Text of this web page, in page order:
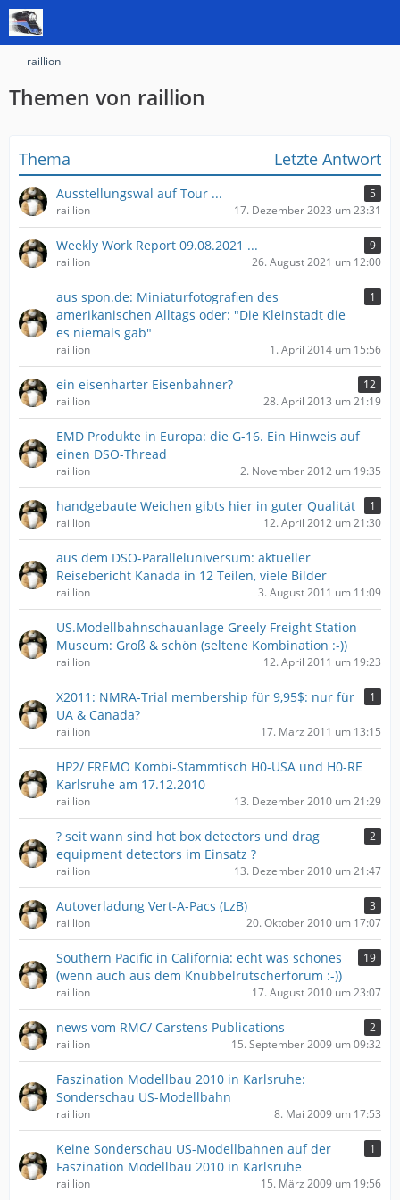
raillion
Themen von raillion
Thema Letzte Antwort
Ausstellungswal auf Tour ...
5
raillion
17. Dezember 2023 um 23:31
Weekly Work Report 09.08.2021 ...
9
raillion
26. August 2021 um 12:00
aus spon.de: Miniaturfotografien des
amerikanischen Alltags oder: "Die Kleinstadt die
es niemals gab"
1
raillion 1. April 2014 um 15:56
ein eisenharter Eisenbahner?
12
raillion
28. April 2013 um 21:19
EMD Produkte in Europa: die G-16. Ein Hinweis auf
einen DSO-Thread
raillion 2. November 2012 um 19:35
handgebaute Weichen gibts hier in guter Qualität
1
raillion
12. April 2012 um 21:30
aus dem DSO-Paralleluniversum: aktueller
Reisebericht Kanada in 12 Teilen, viele Bilder
raillion 3. August 2011 um 11:09
US.Modellbahnschauanlage Greely Freight Station
Museum: Groß & schön (seltene Kombination :-))
raillion 12. April 2011 um 19:23
X2011: NMRA-Trial membership für 9,95$: nur für
UA & Canada?
1
raillion 17. März 2011 um 13:15
HP2/ FREMO Kombi-Stammtisch H0-USA und H0-RE
Karlsruhe am 17.12.2010
raillion 13. Dezember 2010 um 21:29
? seit wann sind hot box detectors und drag
equipment detectors im Einsatz ?
2
raillion 13. Dezember 2010 um 21:47
Autoverladung Vert-A-Pacs (LzB)
3
raillion
20. Oktober 2010 um 17:07
Southern Pacific in California: echt was schönes
(wenn auch aus dem Knubbelrutscherforum :-))
19
raillion 17. August 2010 um 23:07
news vom RMC/ Carstens Publications
2
raillion
15. September 2009 um 09:32
Faszination Modellbau 2010 in Karlsruhe:
Sonderschau US-Modellbahn
raillion 8. Mai 2009 um 17:53
Keine Sonderschau US-Modellbahnen auf der
Faszination Modellbau 2010 in Karlsruhe
1
raillion 15. März 2009 um 19:56